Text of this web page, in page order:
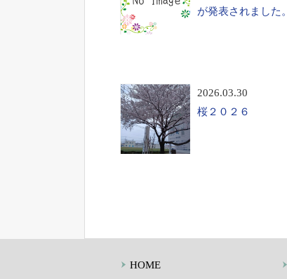
が発表されました。
2026.03.30
桜２０２６
HOME